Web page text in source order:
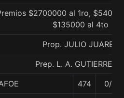
$2700000 al 1ro,
$135000 al 4to
Prop. JULIO JUAREZ
Prep. L. A. GUTIERREZ
474 0/0